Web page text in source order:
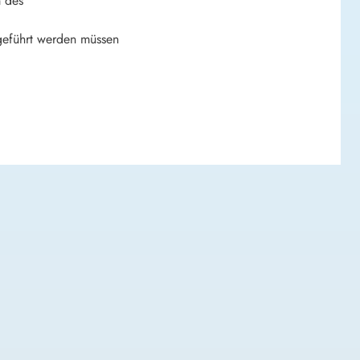
werden müssen